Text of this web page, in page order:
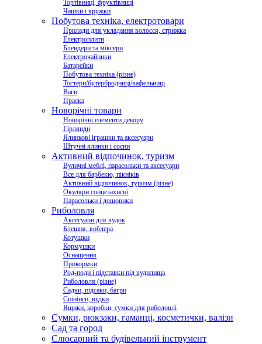
Тортівниці, фруктівниці
Чашки і кружки
Побутова техніка, електротовари
Прилади для укладання волосся, стрижка
Електроплити
Блендери та міксери
Електрочайники
Батарейки
Побутова техніка (різне)
Тостери/бутербродниці/вафельниці
Ваги
Праска
Новорічні товари
Новорічні елементи декору
Гірлянди
Ялинкові іграшки та аксесуари
Штучні ялинки і сосни
Активний відпочинок, туризм
Вуличні меблі, парасольки та аксесуари
Все для барбекю, пікніків
Активний відпочинок, туризм (різне)
Окуляри сонцезахисні
Парасольки і дощовики
Риболовля
Аксесуари для вудок
Блешня, воблера
Котушки
Кормушки
Оснащення
Прикормки
Род-поди і підставки під вудилища
Риболовля (різне)
Садки, підсаки, багри
Спінінги, вудки
Ящики, коробки, сумки для риболовлі
Сумки, рюкзаки, гаманці, косметички, валізи
Сад та город
Слюсарний та будівельний інструмент